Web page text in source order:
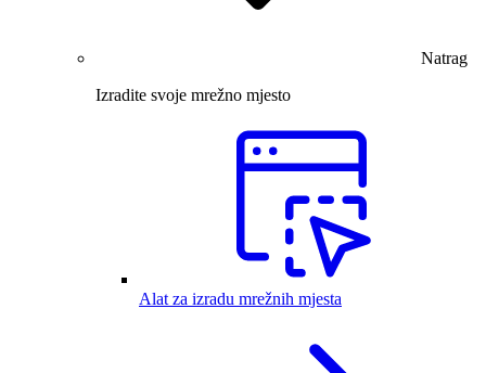
Natrag
Izradite svoje mrežno mjesto
Alat za izradu mrežnih mjesta